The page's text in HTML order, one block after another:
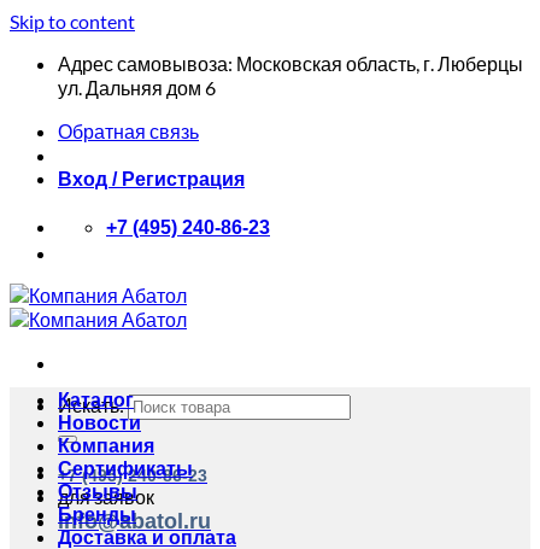
Skip to content
Адрес самовывоза: Московская область, г. Люберцы
ул. Дальняя дом 6
Обратная связь
Вход / Регистрация
+7 (495) 240-86-23
Искать:
+7 (495) 240-86-23
для заявок
info@abatol.ru
Каталог
Новости
Компания
Сертификаты
Отзывы
Бренды
Доставка и оплата